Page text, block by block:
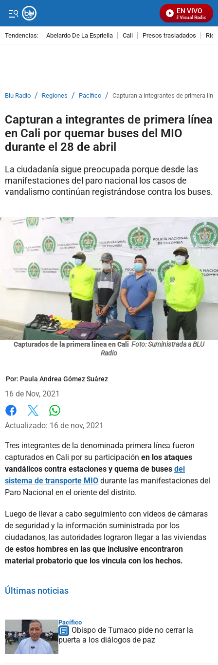
EN VIVO
Señal Visual Radio
Tendencias: Abelardo De La Espriella Cali Presos trasladados
Blu Radio / Regiones / Pacífico / Capturan a integrantes de primera
Capturan a integrantes de primera línea
en Cali por quemar buses del MIO
durante el 28 de abril
La ciudadanía sigue preocupada porque desde las
manifestaciones del paro nacional los casos de
vandalismo continúan registrándose contra los buses.
Capturados de la primera línea en Cali Foto: Suministrada a BLU
Radio
Por: Paula Andrea Gómez Suárez
16 de Nov, 2021
Facebook
X
Actualizado: 16 de nov, 2021
Tres integrantes de la denominada primera línea fueron
capturados en Cali por su participación en los ataques
vandálicos contra estaciones y quema de buses del
sistema de transporte MIO durante las manifestaciones del
Paro Nacional en el oriente del distrito.
Luego de llevar a cabo seguimiento con videos de cámaras
de seguridad y la información suministrada por los
ciudadanos, las autoridades lograron llegar a las viviendas
de estos hombres en las que inclusive encontraron
material probatorio que los vincula con los hechos.
Últimas noticias
Pacífico
Obispo de Tumaco pide no cerrar la
puerta a los diálogos de paz